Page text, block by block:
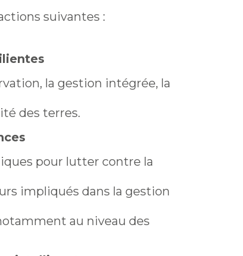
suivantes :
la gestion intégrée, la
des terres.
pour lutter contre la
impliqués dans la gestion
au niveau des